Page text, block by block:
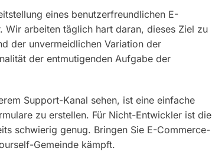
eines benutzerfreundlichen E-
Wir arbeiten täglich hart daran, dieses Ziel zu
der unvermeidlichen Variation der
der entmutigenden Aufgabe der
Support-Kanal sehen, ist eine einfache
zu erstellen. Für Nicht-Entwickler ist die
schwierig genug. Bringen Sie E-Commerce-
Gemeinde kämpft.